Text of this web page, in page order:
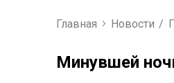
Главная Новости /
Минувшей